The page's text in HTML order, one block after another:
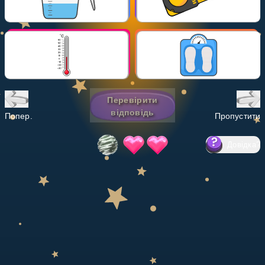
Invite a Friend
НАВЧАЛЬНИЙ ПЛАН
Select curriculum
Попер.
Перевірити
відповідь
Пропустити
?